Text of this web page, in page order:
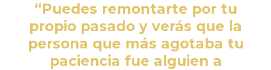
“Puedes remontarte por tu
propio pasado y verás que la
persona que más agotaba tu
paciencia fue alguien a